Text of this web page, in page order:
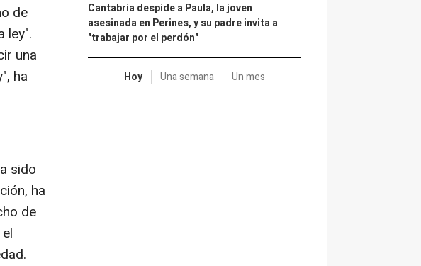
de
ley".
una
ha
sido
ha
de
Cantabria despide a Paula, la joven
asesinada en Perines, y su padre invita a
"trabajar por el perdón"
Hoy Una semana Un mes